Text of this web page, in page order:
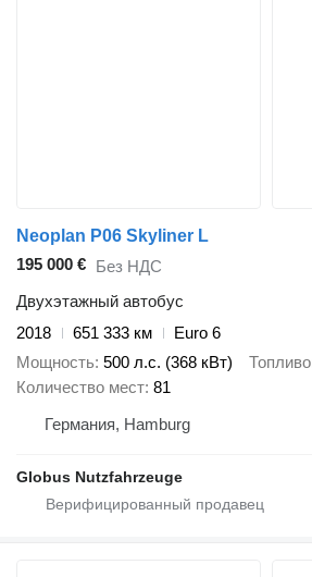
Neoplan P06 Skyliner L
195 000 € Без НДС
Двухэтажный автобус
2018
651 333 км
Euro 6
Мощность 500 л.с. (368 кВт) Топливо
Количество мест 81
Германия, Hamburg
Globus Nutzfahrzeuge